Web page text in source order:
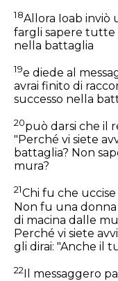
18Allora Ioab inviò
fargli sapere tutte
nella battaglia
19e diede al
avrai finito di
successo nella
20può darsi che il
"Perché vi siete
battaglia? Non
mura?
21Chi fu che
Non fu una
di macina dalle
Perché vi siete
gli dirai: "Anche il
22Il messaggero